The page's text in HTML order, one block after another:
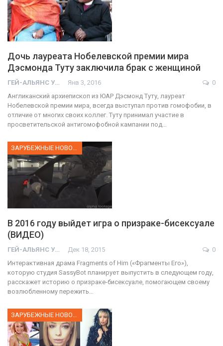
Дочь лауреата Нобелевской премии мира
Дэсмонда Туту заключила брак с женщиной
ГЕЙ-АЛЬЯНС УКРАИНА Янв 3, 2016
0
Англиканский архиепископ из ЮАР Дэсмонд Туту, лауреат
Нобелевской премии мира, всегда выступал против гомофобии, в
отличие от многих своих коллег. Туту принимал участие в
просветительской антигомофобной кампании под…
В 2016 году выйдет игра о призраке-бисексуале
(ВИДЕО)
ГЕЙ-АЛЬЯНС УКРАИНА Дек 18, 2015
0
Интерактивная драма Fragments of Him («Фрагменты Его»),
которую студия SassyBot планирует выпустить в следующем году,
расскажет историю о призраке-бисексуале, помогающем своему
возлюбленному пережить…
ЗАРУБЕЖНЫЕ НОВОСТИ